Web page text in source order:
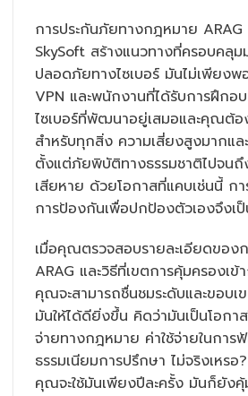
การประกันภัยทางกฎหมาย ARAG
SkySoft สร้างแนวทางที่ครอบคลุ
ปลอดภัยทางไซเบอร์ มันไม่เพียงพ
VPN และพนักงานที่ได้รับการฝึก
ไซเบอร์ที่พัฒนาอยู่เสมอและคุณต้อ
สำหรับทุกสิ่ง ความเสี่ยงสูงมากแ
ตั้งแต่ภัยพิบัติทางธรรมชาติไปจน
เสียหาย ด้วยโอกาสที่แคบเช่นนี้ ก
การป้องกันเพื่อปกป้องตัวเองจึงเ
เมื่อคุณตรวจสอบรายละเอียดของ
ARAG และวิธีที่เขตการคุ้มครองเ
คุณจะสามารถชื่นชมระดับและขอบ
มันให้ได้ดียิ่งขึ้น คิดว่ามันเป็นโอกา
จ่ายทางกฎหมาย ค่าใช้จ่ายในการ
ธรรมเนียมการปรึกษา ไม่จริงเหรอ
คุณจะใช้มันเพียงปีละครั้ง มันก็ยัง